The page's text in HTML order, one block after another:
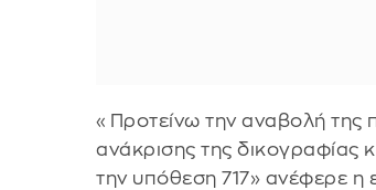
«Προτείνω την αναβολή της
ανάκρισης της δικογραφίας
την υπόθεση 717» ανέφερε η